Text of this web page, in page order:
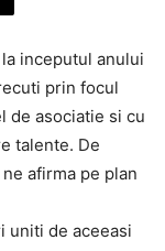
inceputul anului
prin focul
de asociatie si cu
talente. De
afirma pe plan
uniti de aceeasi